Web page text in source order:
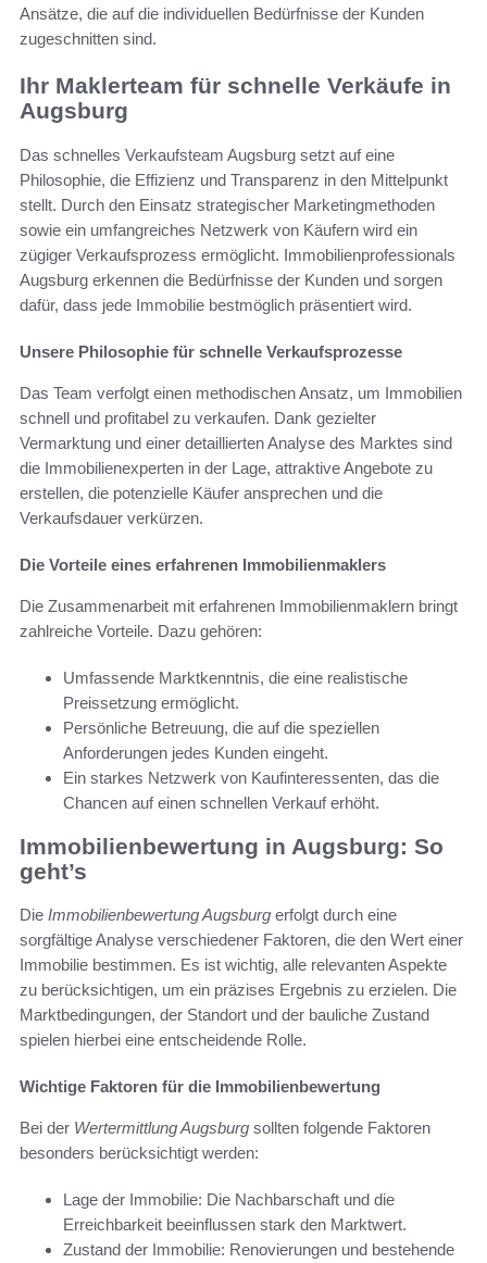
Ansätze, die auf die individuellen Bedürfnisse der Kunden
zugeschnitten sind.
Ihr Maklerteam für schnelle Verkäufe in
Augsburg
Das schnelles Verkaufsteam Augsburg setzt auf eine
Philosophie, die Effizienz und Transparenz in den Mittelpunkt
stellt. Durch den Einsatz strategischer Marketingmethoden
sowie ein umfangreiches Netzwerk von Käufern wird ein
zügiger Verkaufsprozess ermöglicht. Immobilienprofessionals
Augsburg erkennen die Bedürfnisse der Kunden und sorgen
dafür, dass jede Immobilie bestmöglich präsentiert wird.
Unsere Philosophie für schnelle Verkaufsprozesse
Das Team verfolgt einen methodischen Ansatz, um Immobilien
schnell und profitabel zu verkaufen. Dank gezielter
Vermarktung und einer detaillierten Analyse des Marktes sind
die Immobilienexperten in der Lage, attraktive Angebote zu
erstellen, die potenzielle Käufer ansprechen und die
Verkaufsdauer verkürzen.
Die Vorteile eines erfahrenen Immobilienmaklers
Die Zusammenarbeit mit erfahrenen Immobilienmaklern bringt
zahlreiche Vorteile. Dazu gehören:
Umfassende Marktkenntnis, die eine realistische
Preissetzung ermöglicht.
Persönliche Betreuung, die auf die speziellen
Anforderungen jedes Kunden eingeht.
Ein starkes Netzwerk von Kaufinteressenten, das die
Chancen auf einen schnellen Verkauf erhöht.
Immobilienbewertung in Augsburg: So
geht’s
Die Immobilienbewertung Augsburg erfolgt durch eine
sorgfältige Analyse verschiedener Faktoren, die den Wert einer
Immobilie bestimmen. Es ist wichtig, alle relevanten Aspekte
zu berücksichtigen, um ein präzises Ergebnis zu erzielen. Die
Marktbedingungen, der Standort und der bauliche Zustand
spielen hierbei eine entscheidende Rolle.
Wichtige Faktoren für die Immobilienbewertung
Bei der Wertermittlung Augsburg sollten folgende Faktoren
besonders berücksichtigt werden:
Lage der Immobilie: Die Nachbarschaft und die
Erreichbarkeit beeinflussen stark den Marktwert.
Zustand der Immobilie: Renovierungen und bestehende